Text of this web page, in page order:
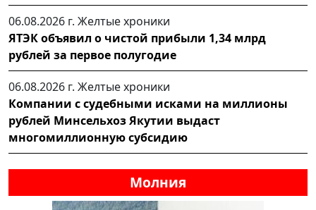
06.08.2026 г. Желтые хроники
ЯТЭК объявил о чистой прибыли 1,34 млрд
рублей за первое полугодие
06.08.2026 г. Желтые хроники
Компании с судебными исками на миллионы
рублей Минсельхоз Якутии выдаст
многомиллионную субсидию
Молния